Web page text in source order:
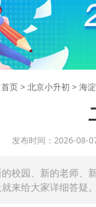
页 > 北京小升初 > 海
发布时间：2026-08-
的校园、新的老师、
来给大家详细答疑。